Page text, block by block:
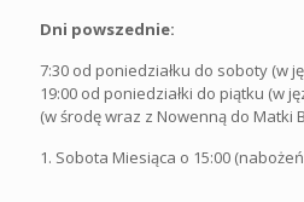
Dni powszednie:
7:30 od poniedziałku do soboty (w
19:00 od poniedziałki do piątku (w
(w środę wraz z Nowenną do Matki
1. Sobota Miesiąca o 15:00